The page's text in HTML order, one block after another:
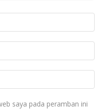
saya pada peramban ini